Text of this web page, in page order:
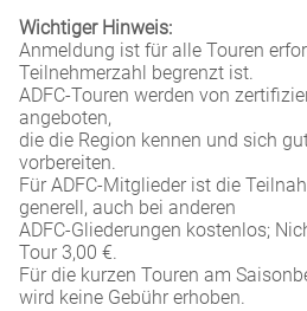
Wichtiger Hinweis:
Anmeldung ist für alle Touren
Teilnehmerzahl begrenzt ist.
ADFC-Touren werden von
angeboten,
die die Region kennen und sich
vorbereiten.
Für ADFC-Mitglieder ist die
generell, auch bei anderen
ADFC-Gliederungen kostenlos;
Tour 3,00 €.
Für die kurzen Touren am
wird keine Gebühr erhoben.